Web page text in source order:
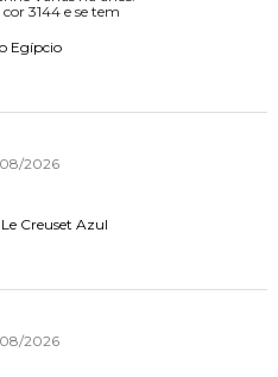
3144 e se tem
Egípcio
2026
Creuset Azul
2026